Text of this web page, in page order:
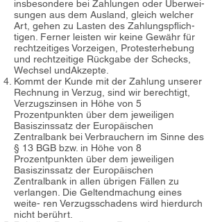
insbesondere bei Zahlungen oder Überwei-
sungen aus dem Ausland, gleich welcher
Art, gehen zu Lasten des Zahlungspflich-
tigen. Ferner leisten wir keine Gewähr für
rechtzeitiges Vorzeigen, Protesterhebung
und rechtzeitige Rückgabe der Schecks,
Wechsel undAkzepte.
Kommt der Kunde mit der Zahlung unserer
Rechnung in Verzug, sind wir berechtigt,
Verzugszinsen in Höhe von 5
Prozentpunkten über dem jeweiligen
Basiszinssatz der Europäischen
Zentralbank bei Verbrauchern im Sinne des
§ 13 BGB bzw. in Höhe von 8
Prozentpunkten über dem jeweiligen
Basiszinssatz der Europäischen
Zentralbank in allen übrigen Fällen zu
verlangen. Die Geltendmachung eines
weite- ren Verzugsschadens wird hierdurch
nicht berührt.